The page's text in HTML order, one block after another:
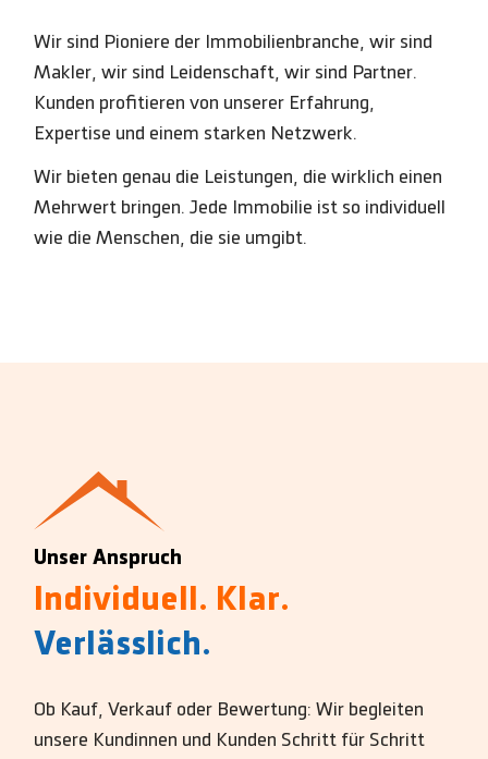
Wir sind Pioniere der Immobilienbranche, wir sind
Makler, wir sind Leidenschaft, wir sind Partner.
Kunden profitieren von unserer Erfahrung,
Expertise und einem starken Netzwerk.
Wir bieten genau die Leistungen, die wirklich einen
Mehrwert bringen. Jede Immobilie ist so individuell
wie die Menschen, die sie umgibt.
Unser Anspruch
Individuell. Klar.
Verlässlich.
Ob Kauf, Verkauf oder Bewertung: Wir begleiten
unsere Kundinnen und Kunden Schritt für Schritt